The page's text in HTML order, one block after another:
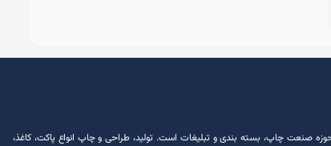
سابقه فعالیت در حوزه صنعت چاپ، بسته ‌بندی و تبلیغات است. تولید، طراحی و چاپ انواع پاکت، کاغذ،